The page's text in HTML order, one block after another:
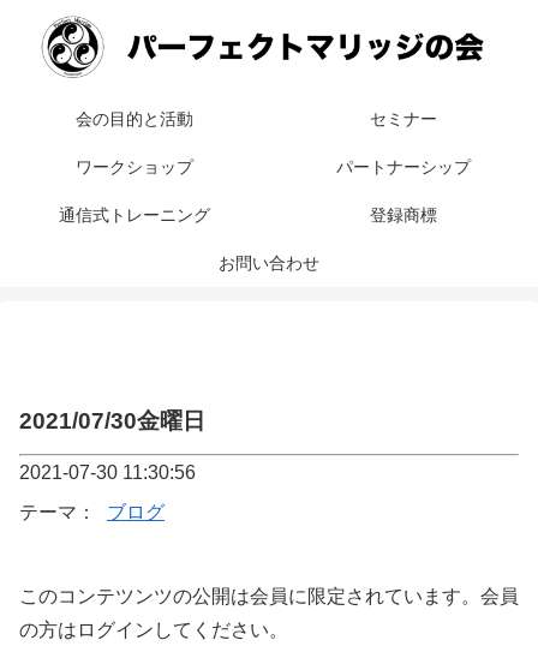
会の目的と活動 セミナー
ワークショップ パートナーシップ
通信式トレーニング 登録商標
お問い合わせ
2021/07/30金曜日
2021-07-30 11:30:56
テーマ：
ブログ
このコンテツンツの公開は会員に限定されています。会員
の方はログインしてください。